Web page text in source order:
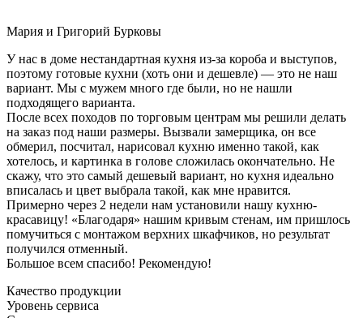
Мария и Григорий Бурковы
У нас в доме нестандартная кухня из-за короба и выступов,
поэтому готовые кухни (хоть они и дешевле) — это не наш
вариант. Мы с мужем много где были, но не нашли
подходящего варианта.
После всех походов по торговым центрам мы решили делать
на заказ под наши размеры. Вызвали замерщика, он все
обмерил, посчитал, нарисовал кухню именно такой, как
хотелось, и картинка в голове сложилась окончательно. Не
скажу, что это самый дешевый вариант, но кухня идеально
вписалась и цвет выбрала такой, как мне нравится.
Примерно через 2 недели нам установили нашу кухню-
красавицу! «Благодаря» нашим кривым стенам, им пришлось
помучиться с монтажом верхних шкафчиков, но результат
получился отменный.
Большое всем спасибо! Рекомендую!
Качество продукции
Уровень сервиса